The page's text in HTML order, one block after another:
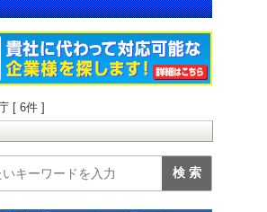
[ 6件 ]